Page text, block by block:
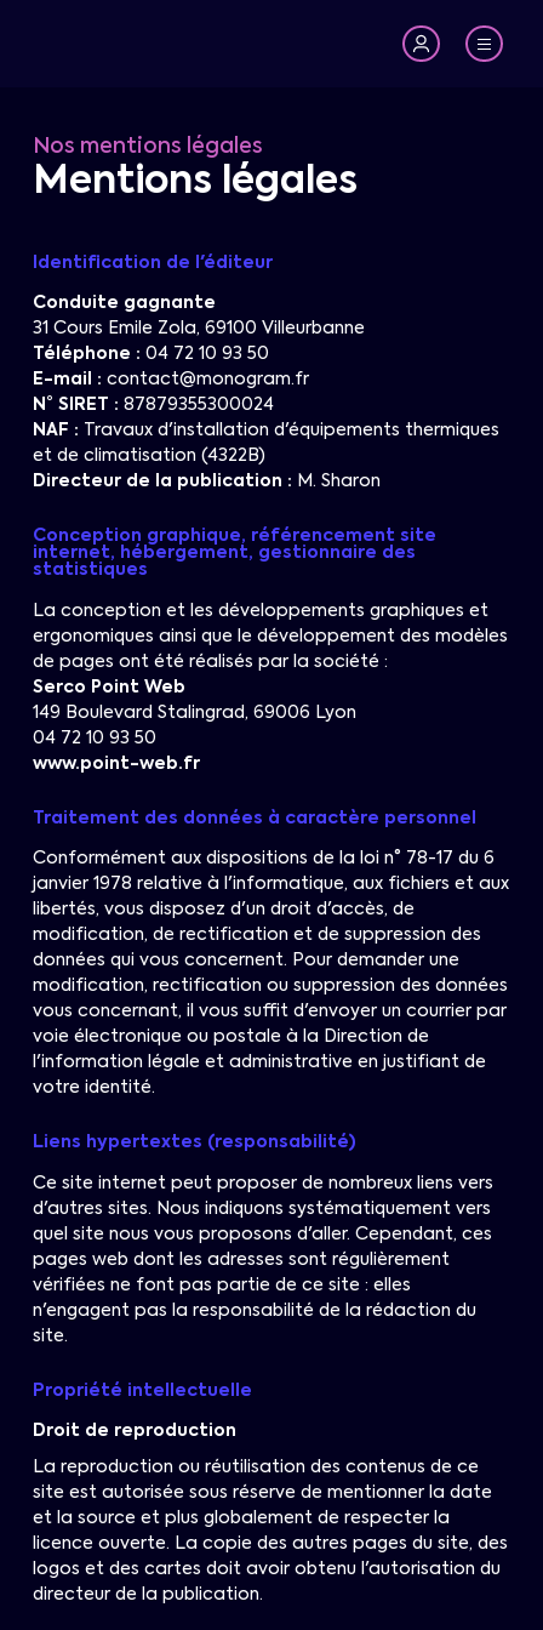
Nos mentions légales
Mentions légales
Identification de l'éditeur
Conduite gagnante
31 Cours Emile Zola, 69100 Villeurbanne
Téléphone : 04 72 10 93 50
E-mail : contact@monogram.fr
N° SIRET : 87879355300024
NAF : Travaux d'installation d'équipements thermiques
et de climatisation (4322B)
Directeur de la publication : M. Sharon
Conception graphique, référencement site
internet, hébergement, gestionnaire des
statistiques
La conception et les développements graphiques et
ergonomiques ainsi que le développement des modèles
de pages ont été réalisés par la société :
Serco Point Web
149 Boulevard Stalingrad, 69006 Lyon
04 72 10 93 50
www.point-web.fr
Traitement des données à caractère personnel
Conformément aux dispositions de la loi n° 78-17 du 6
janvier 1978 relative à l'informatique, aux fichiers et aux
libertés, vous disposez d'un droit d'accès, de
modification, de rectification et de suppression des
données qui vous concernent. Pour demander une
modification, rectification ou suppression des données
vous concernant, il vous suffit d'envoyer un courrier par
voie électronique ou postale à la Direction de
l'information légale et administrative en justifiant de
votre identité.
Liens hypertextes (responsabilité)
Ce site internet peut proposer de nombreux liens vers
d'autres sites. Nous indiquons systématiquement vers
quel site nous vous proposons d'aller. Cependant, ces
pages web dont les adresses sont régulièrement
vérifiées ne font pas partie de ce site : elles
n'engagent pas la responsabilité de la rédaction du
site.
Propriété intellectuelle
Droit de reproduction
La reproduction ou réutilisation des contenus de ce
site est autorisée sous réserve de mentionner la date
et la source et plus globalement de respecter la
licence ouverte. La copie des autres pages du site, des
logos et des cartes doit avoir obtenu l'autorisation du
directeur de la publication.